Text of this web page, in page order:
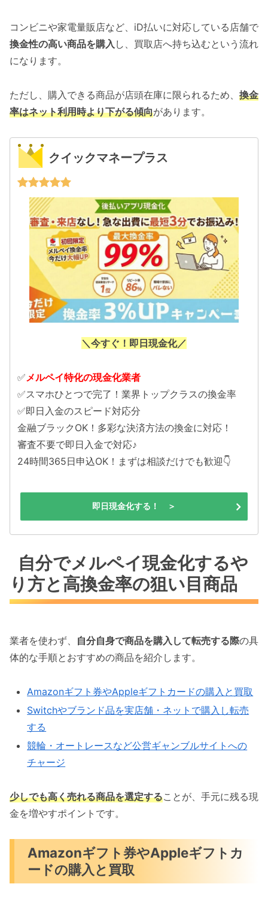
コンビニや家電量販店など、iD払いに対応している店舗で
換金性の高い商品を購入 し、買取店へ持ち込むという流れ
になります。
ただし、購入できる商品が店頭在庫に限られるため、 換金
率はネット利用時より下がる傾向があります。
クイックマネープラス
＼今すぐ！即日現金化／
✅ メルペイ特化の現金化業者
✅スマホひとつで完了！業界トップクラスの換金率
✅即日入金のスピード対応分
金融ブラックOK！多彩な決済方法の換金に対応！
審査不要で即日入金で対応♪
24時間365日申込OK！まずは相談だけでも歓迎👇
即日現金化する！ ＞
自分でメルペイ現金化するや
り方と高換金率の狙い目商品
業者を使わず、 自分自身で商品を購入して転売する際の具
体的な手順とおすすめの商品を紹介します。
Amazonギフト券やAppleギフトカードの購入と買取
Switchやブランド品を実店舗・ネットで購入し転売
する
競輪・オートレースなど公営ギャンブルサイトへの
チャージ
少しでも高く売れる商品を選定することが、手元に残る現
金を増やすポイントです。
Amazonギフト券やAppleギフトカ
ードの購入と買取